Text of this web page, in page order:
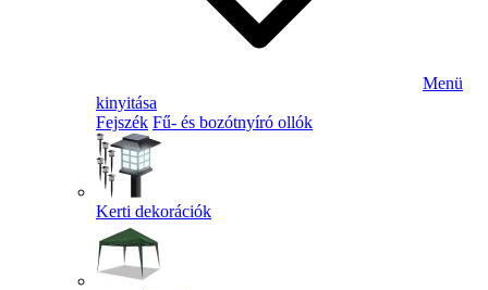
Menü
kinyitása
Fejszék Fű- és bozótnyíró ollók
Kerti dekorációk